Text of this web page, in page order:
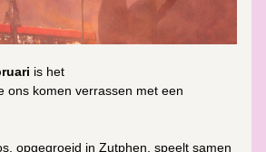
is het
ons komen verrassen met een
, opgegroeid in Zutphen, speelt samen